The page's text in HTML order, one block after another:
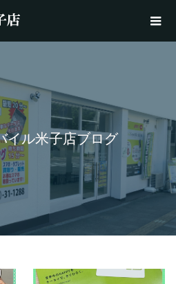
イル米子店ブログ